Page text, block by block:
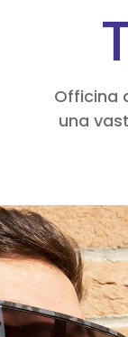
Officina
una